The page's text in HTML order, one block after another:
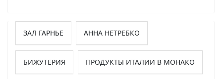
ЗАЛ ГАРНЬЕ АННА НЕТРЕБКО
БИЖУТЕРИЯ ПРОДУКТЫ ИТАЛИИ В МОНАКО